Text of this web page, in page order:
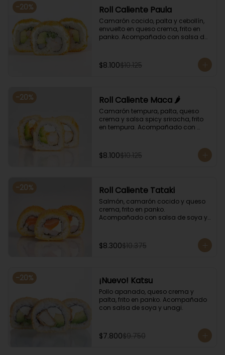
-20% Roll Caliente Paula
Camarón cocido, palta y cebollín,
envuelto en queso crema, frito en
panko. Acompañado con salsa de
$8.100$10.125
-20% Roll Caliente Maca 🌶️
Camarón tempura, palta, queso
crema y salsa spicy sriracha, frito
en tempura. Acompañado con
$8.100$10.125
-20% Roll Caliente Tataki
Salmón, camarón cocido y queso
crema, frito en panko.
Acompañado con salsa de soya y
$8.300$10.375
-20% ¡Nuevo! Katsu
Pollo apanado, queso crema y
palta, frito en panko. Acompañado
con salsa de soya y unagi.
$7.800$9.750